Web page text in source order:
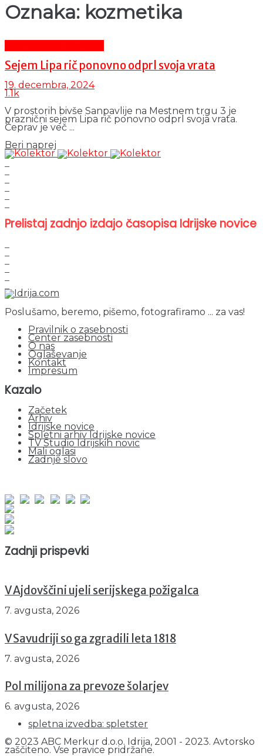
Oznaka: kozmetika
Sejem Lipa rič ponovno odprl svoja vrata
19. decembra, 2024
1.1k
V prostorih bivše Sanpavlije na Mestnem trgu 3 je
praznični sejem Lipa rič ponovno odprl svoja vrata.
Čeprav je več ...
Beri naprej
Prelistaj zadnjo izdajo časopisa Idrijske novice
Poslušamo, beremo, pišemo, fotografiramo ... za vas!
Pravilnik o zasebnosti
Center zasebnosti
O nas
Oglaševanje
Kontakt
Impresum
Kazalo
Začetek
Arhiv
Idrijske novice
Spletni arhiv Idrijske novice
TV Studio Idrijskih novic
Mali oglasi
Zadnje slovo
Zadnji prispevki
V Ajdovščini ujeli serijskega požigalca
7. avgusta, 2026
V Savudriji so ga zgradili leta 1818
7. avgusta, 2026
Pol milijona za prevoze šolarjev
6. avgusta, 2026
spletna izvedba: spletster
© 2023 ABC Merkur d.o.o. Idrija, 2001 - 2023. Avtorsko
zaščiteno. Vse pravice pridržane.